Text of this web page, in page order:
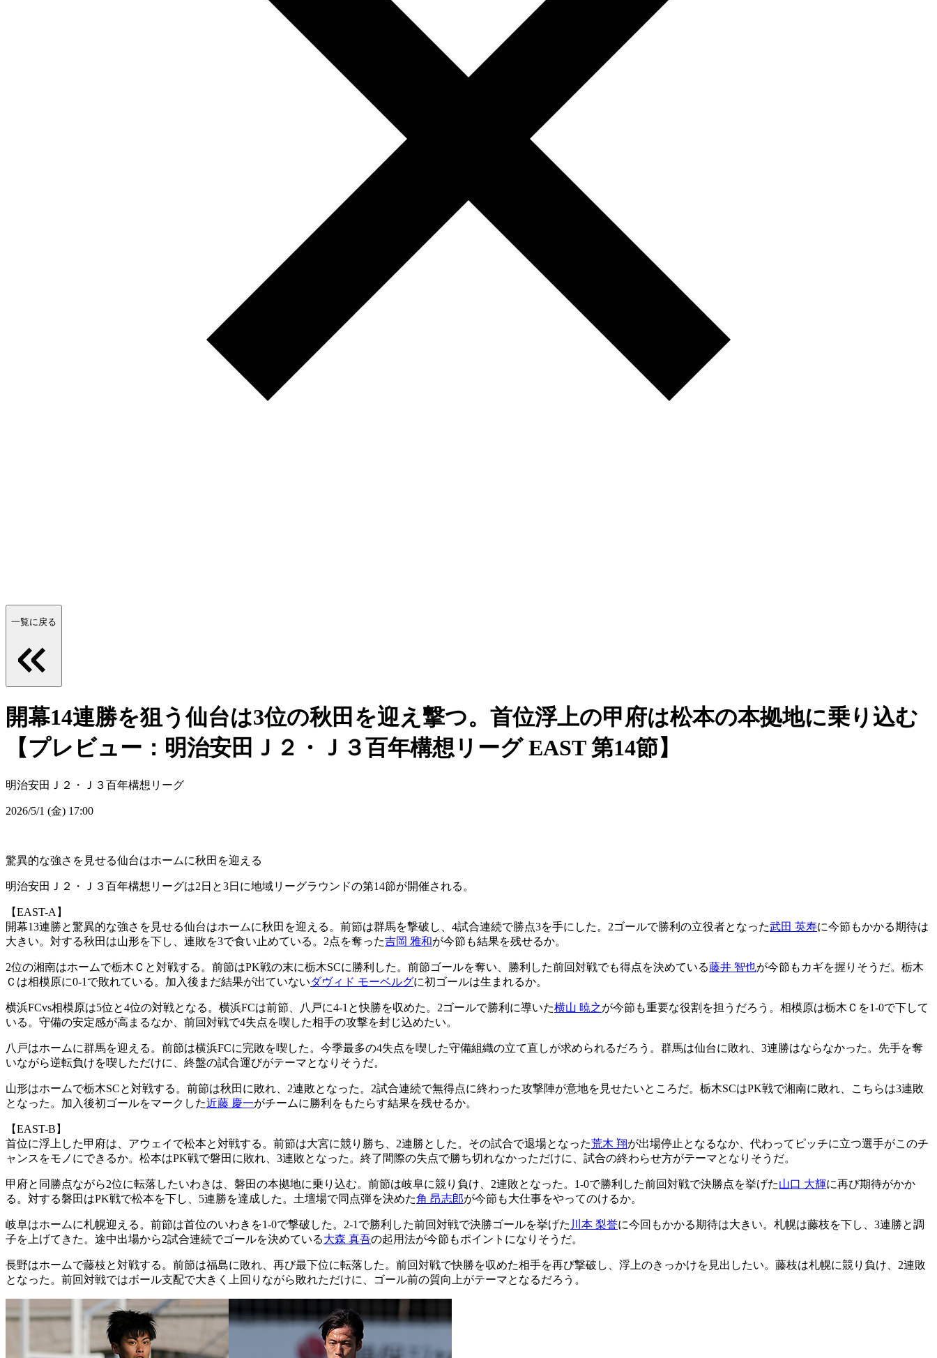
一覧に戻る
開幕14連勝を狙う仙台は3位の秋田を迎え撃つ。首位浮上の甲府は松本の本拠地に乗り込む
【プレビュー：明治安田Ｊ２・Ｊ３百年構想リーグ EAST 第14節】
明治安田Ｊ２・Ｊ３百年構想リーグ
2026/5/1 (金) 17:00
驚異的な強さを見せる仙台はホームに秋田を迎える
明治安田Ｊ２・Ｊ３百年構想リーグは2日と3日に地域リーグラウンドの第14節が開催される。
【EAST-A】
開幕13連勝と驚異的な強さを見せる仙台はホームに秋田を迎える。前節は群馬を撃破し、4試合連続で勝点3を手にした。2ゴールで勝利の立役者となった武田 英寿に今節もかかる期待は
大きい。対する秋田は山形を下し、連敗を3で食い止めている。2点を奪った吉岡 雅和が今節も結果を残せるか。
2位の湘南はホームで栃木Ｃと対戦する。前節はPK戦の末に栃木SCに勝利した。前節ゴールを奪い、勝利した前回対戦でも得点を決めている藤井 智也が今節もカギを握りそうだ。栃木
Ｃは相模原に0-1で敗れている。加入後まだ結果が出ていないダヴィド モーベルグに初ゴールは生まれるか。
横浜FCvs相模原は5位と4位の対戦となる。横浜FCは前節、八戸に4-1と快勝を収めた。2ゴールで勝利に導いた横山 暁之が今節も重要な役割を担うだろう。相模原は栃木Ｃを1-0で下して
いる。守備の安定感が高まるなか、前回対戦で4失点を喫した相手の攻撃を封じ込めたい。
八戸はホームに群馬を迎える。前節は横浜FCに完敗を喫した。今季最多の4失点を喫した守備組織の立て直しが求められるだろう。群馬は仙台に敗れ、3連勝はならなかった。先手を奪
いながら逆転負けを喫しただけに、終盤の試合運びがテーマとなりそうだ。
山形はホームで栃木SCと対戦する。前節は秋田に敗れ、2連敗となった。2試合連続で無得点に終わった攻撃陣が意地を見せたいところだ。栃木SCはPK戦で湘南に敗れ、こちらは3連敗
となった。加入後初ゴールをマークした近藤 慶一がチームに勝利をもたらす結果を残せるか。
【EAST-B】
首位に浮上した甲府は、アウェイで松本と対戦する。前節は大宮に競り勝ち、2連勝とした。その試合で退場となった荒木 翔が出場停止となるなか、代わってピッチに立つ選手がこのチ
ャンスをモノにできるか。松本はPK戦で磐田に敗れ、3連敗となった。終了間際の失点で勝ち切れなかっただけに、試合の終わらせ方がテーマとなりそうだ。
甲府と同勝点ながら2位に転落したいわきは、磐田の本拠地に乗り込む。前節は岐阜に競り負け、2連敗となった。1-0で勝利した前回対戦で決勝点を挙げた山口 大輝に再び期待がかか
る。対する磐田はPK戦で松本を下し、5連勝を達成した。土壇場で同点弾を決めた角 昂志郎が今節も大仕事をやってのけるか。
岐阜はホームに札幌迎える。前節は首位のいわきを1-0で撃破した。2-1で勝利した前回対戦で決勝ゴールを挙げた 川本 梨誉に今回もかかる期待は大きい。札幌は藤枝を下し、3連勝と調
子を上げてきた。途中出場から2試合連続でゴールを決めている大森 真吾の起用法が今節もポイントになりそうだ。
長野はホームで藤枝と対戦する。前節は福島に敗れ、再び最下位に転落した。前回対戦で快勝を収めた相手を再び撃破し、浮上のきっかけを見出したい。藤枝は札幌に競り負け、2連敗
となった。前回対戦ではボール支配で大きく上回りながら敗れただけに、ゴール前の質向上がテーマとなるだろう。